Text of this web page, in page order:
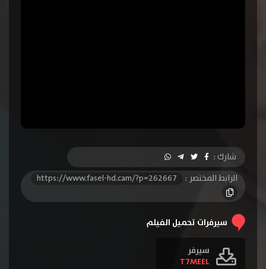
شارك :
الرابط المختصر :
https://www.fasel-hd.cam/?p=262667
سيرفرات تحميل الفيلم
سيرفر
T7MEEL